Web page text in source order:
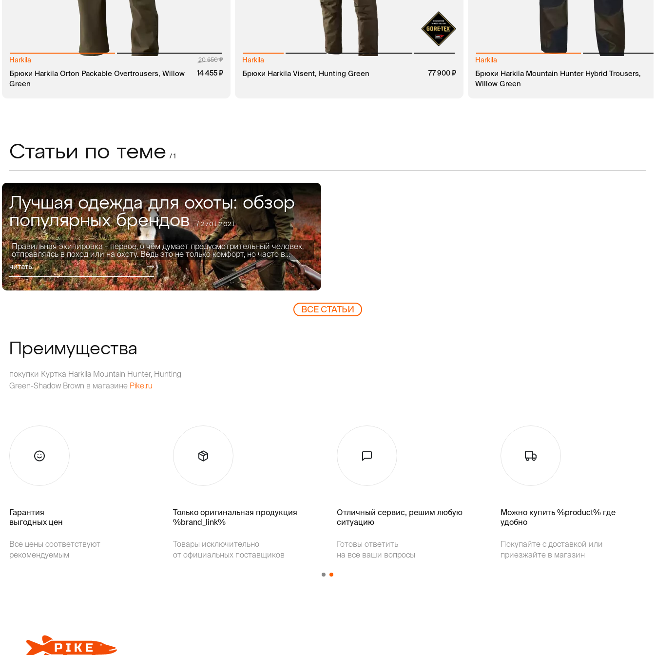
Harkila 20 650
Брюки Harkila Orton Packable Overtrousers, Willow
Green
14 455
Harkila
Брюки Harkila Visent, Hunting Green 77 900
Harkila
Брюки Harkila Mountain Hunter Hybrid Trousers,
Willow Green
руб.
руб.
руб.
руб.
руб.
руб.
Статьи по теме / 1
Лучшая одежда для охоты: обзор
популярных брендов/ 27.01.2021
Правильная экипировка – первое, о чём думает предусмотрительный человек,
отправляясь в поход или на охоту. Ведь это не только комфорт, но часто в…
читать
ВCЕ СТАТЬИ
Преимущества
покупки Куртка Harkila Mountain Hunter, Hunting
Green-Shadow Brown в магазине Pike.ru
Гарантия
выгодных цен
Все цены соответствуют
рекомендуемым
Только оригинальная продукция
%brand_link%
Товары исключительно
от официальных поставщиков
Отличный сервис, решим любую
ситуацию
Готовы ответить
на все ваши вопросы
Можно купить %product% где
удобно
Покупайте с доставкой или
приезжайте в магазин